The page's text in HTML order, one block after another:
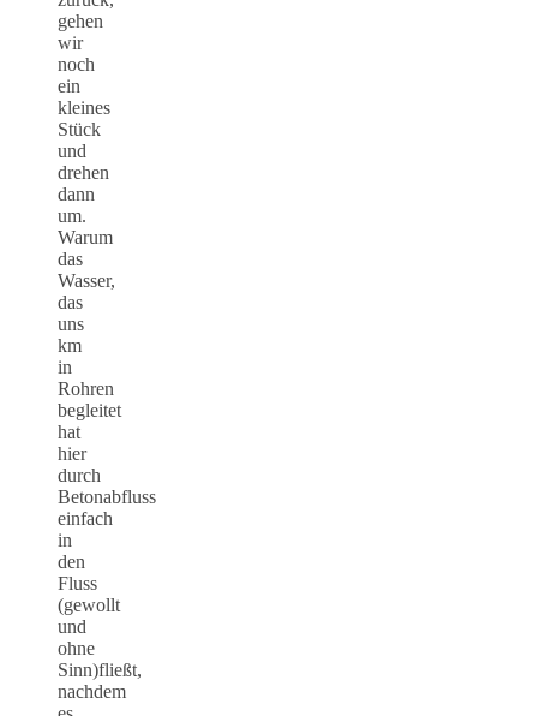
gehen
wir
noch
ein
kleines
Stück
und
drehen
dann
um.
Warum
das
Wasser,
das
uns
km
in
Rohren
begleitet
hat
hier
durch
Betonabfluss
einfach
in
den
Fluss
(gewollt
und
ohne
Sinn)fließt,
nachdem